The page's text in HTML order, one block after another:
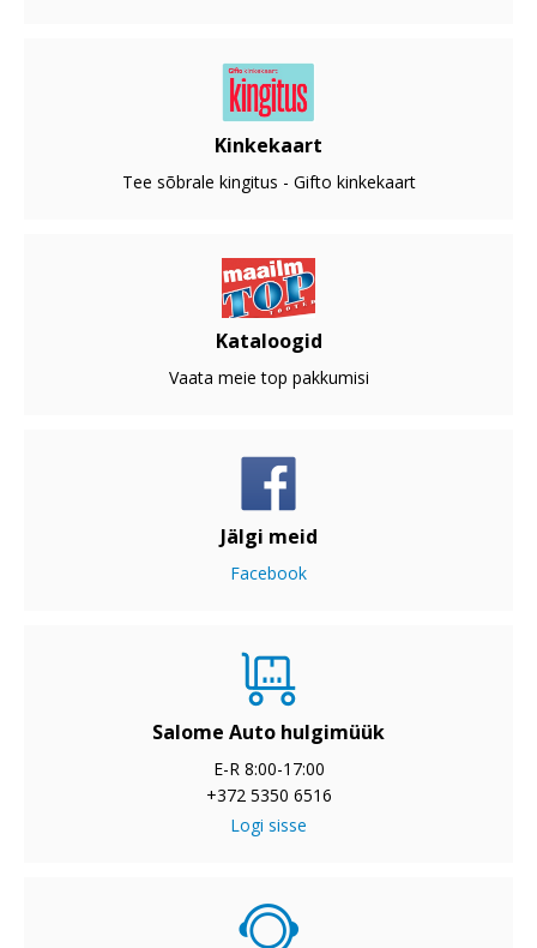
Kinkekaart
Tee sõbrale kingitus - Gifto kinkekaart
Kataloogid
Vaata meie top pakkumisi
Jälgi meid
Facebook
Salome Auto hulgimüük
E-R 8:00-17:00
+372 5350 6516
Logi sisse